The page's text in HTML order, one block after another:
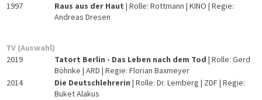
1997
Raus aus der Haut | Rolle: Rottmann | KINO | Regie:
Andreas Dresen
TV (Auswahl)
2019
Tatort Berlin - Das Leben nach dem Tod | Rolle: Gerd
Böhnke | ARD | Regie: Florian Baxmeyer
2014
Die Deutschlehrerin | Rolle: Dr. Lemberg | ZDF | Regie:
Buket Alakus